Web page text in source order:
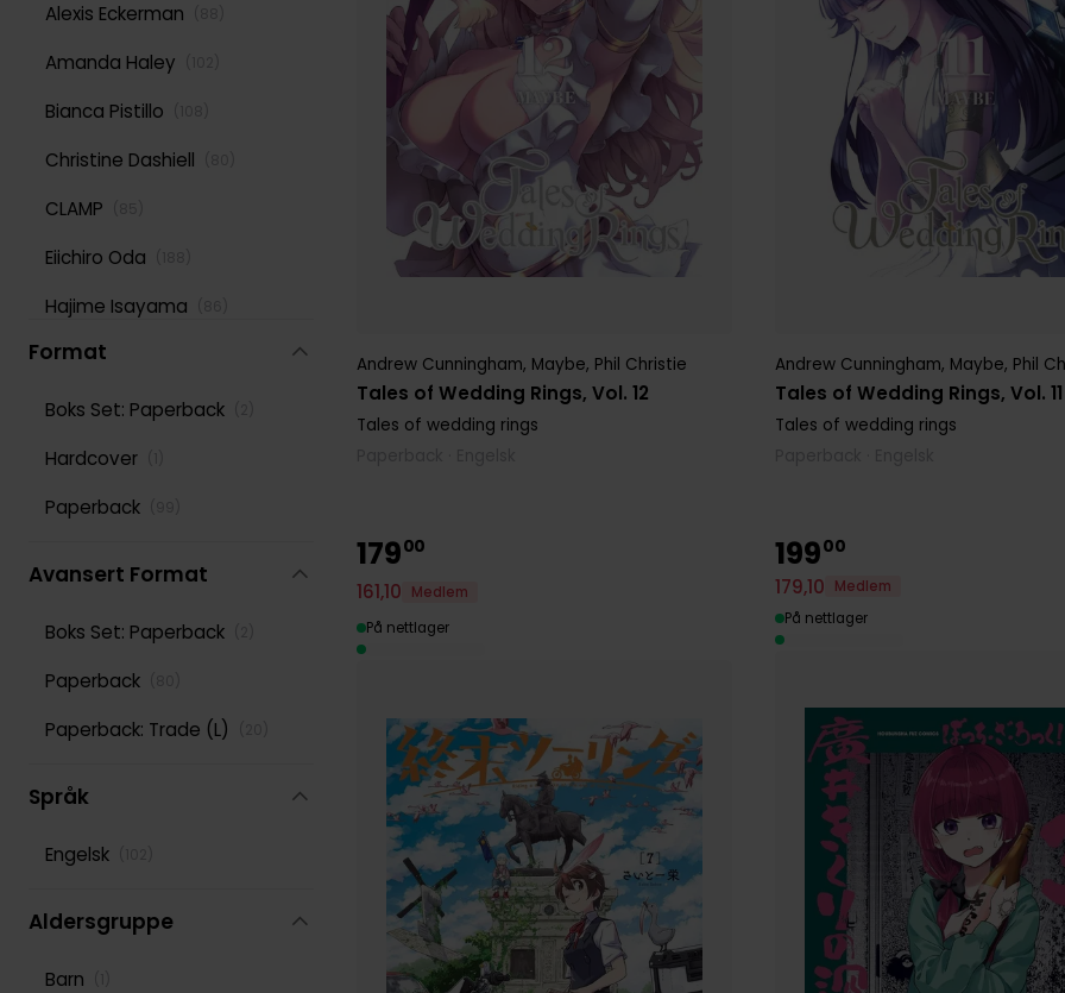
Tales of Wedding Rings, Vol. 12
Andrew Cunningham, Maybe, Phil Christie
Tales of wedding rings
Tales of Wedding Rings, Vol. 11
Andrew Cunningham, Maybe, Phil
Tales of wedding rings
17900
161,10
Medlem
På nettlager
19900
179,10
Medlem
På nettlager
Alexis Eckerman
Amanda Haley
Bianca Pistillo
Christine Dashiell
CLAMP
Eiichiro Oda
Hajime Isayama
Hidenori Kusaka
Hiro Mashima (169)
Ko Ransom
Leighann Harvey
Reki Kawahara
Rochelle Gancio 87 )
Rumiko Takahashi
Taylor Engel
Format
Boks Set: Paperback
Hardcover
Paperback
Avansert Format
Boks Set: Paperback
Paperback
Paperback: Trade (L)
Språk
Engelsk
Aldersgruppe
Barn